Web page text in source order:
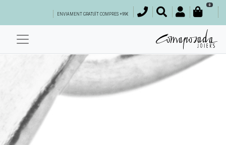
ENVIAMENT GRATUÏT COMPRES +99€
0